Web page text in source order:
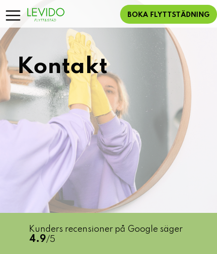
BOKA FLYTTSTÄDNING
Kontakt
Kunders recensioner på Google säger
4.9/5